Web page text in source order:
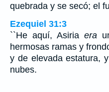
quebrada y se secó; el
Ezequiel 31:3
``He aquí, Asiria era
hermosas ramas y
y de elevada estatura,
nubes.